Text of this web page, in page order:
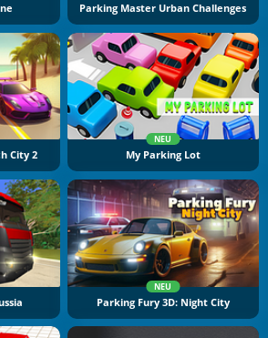
Parking Master Urban Challenges
City 2
NEU
My Parking Lot
NEU
Parking Fury 3D: Night City